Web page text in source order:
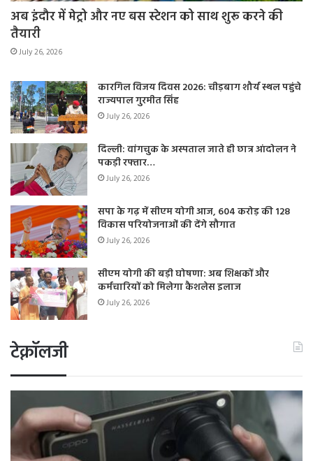
अब इंदौर में मेट्रो और नए बस स्टेशन को साथ शुरू करने की
तैयारी
July 26, 2026
कारगिल विजय दिवस 2026: चीड़बाग शौर्य स्थल पहुंचे
राज्यपाल गुरमीत सिंह
July 26, 2026
दिल्ली: वांगचुक के अस्पताल जाते ही छात्र आंदोलन ने
पकड़ी रफ्तार…
July 26, 2026
सपा के गढ़ में सीएम योगी आज, 604 करोड़ की 128
विकास परियोजनाओं की देंगे सौगात
July 26, 2026
सीएम योगी की बड़ी घोषणा: अब शिक्षकों और
कर्मचारियों को मिलेगा कैशलेस इलाज
July 26, 2026
टेक्नॉलजी